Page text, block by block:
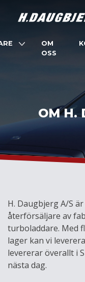
OM
OSS
OM H.
H. Daugbjerg A/S
återförsäljare av
turboladdare. Med
lager kan vi
levererar överallt i
nästa dag.